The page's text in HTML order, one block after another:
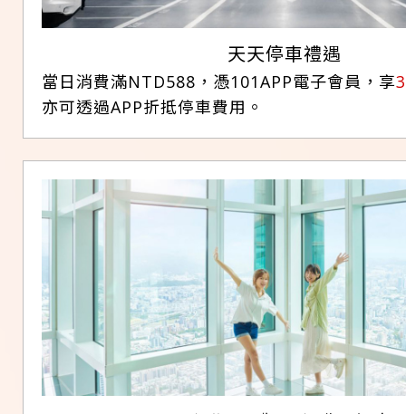
天天停車禮遇
當日消費滿NTD588，憑101APP電子會員，享3
亦可透過APP折抵停車費用。